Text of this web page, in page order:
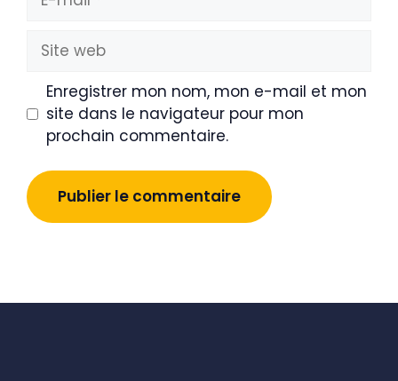
mail
Site
web
Enregistrer mon nom, mon e-mail et mon
site dans le navigateur pour mon
prochain commentaire.